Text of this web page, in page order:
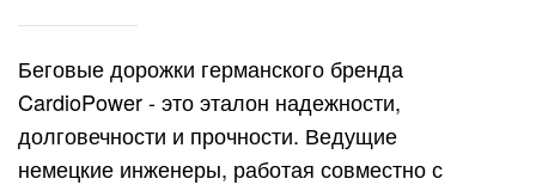
Беговые дорожки германского бренда
CardioPower - это эталон надежности,
долговечности и прочности. Ведущие
немецкие инженеры, работая совместно с